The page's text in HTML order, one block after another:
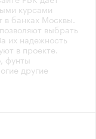
курсами
в банках Москвы.
выбрать
их надежность
в проекте.
фунты
другие